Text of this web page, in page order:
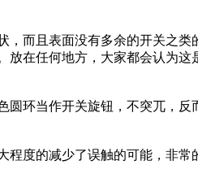
，而且表面没有多余的开关之类
放在任何地方，大家都会认为这
圆环当作开关旋钮，不突兀，反
程度的减少了误触的可能，非常